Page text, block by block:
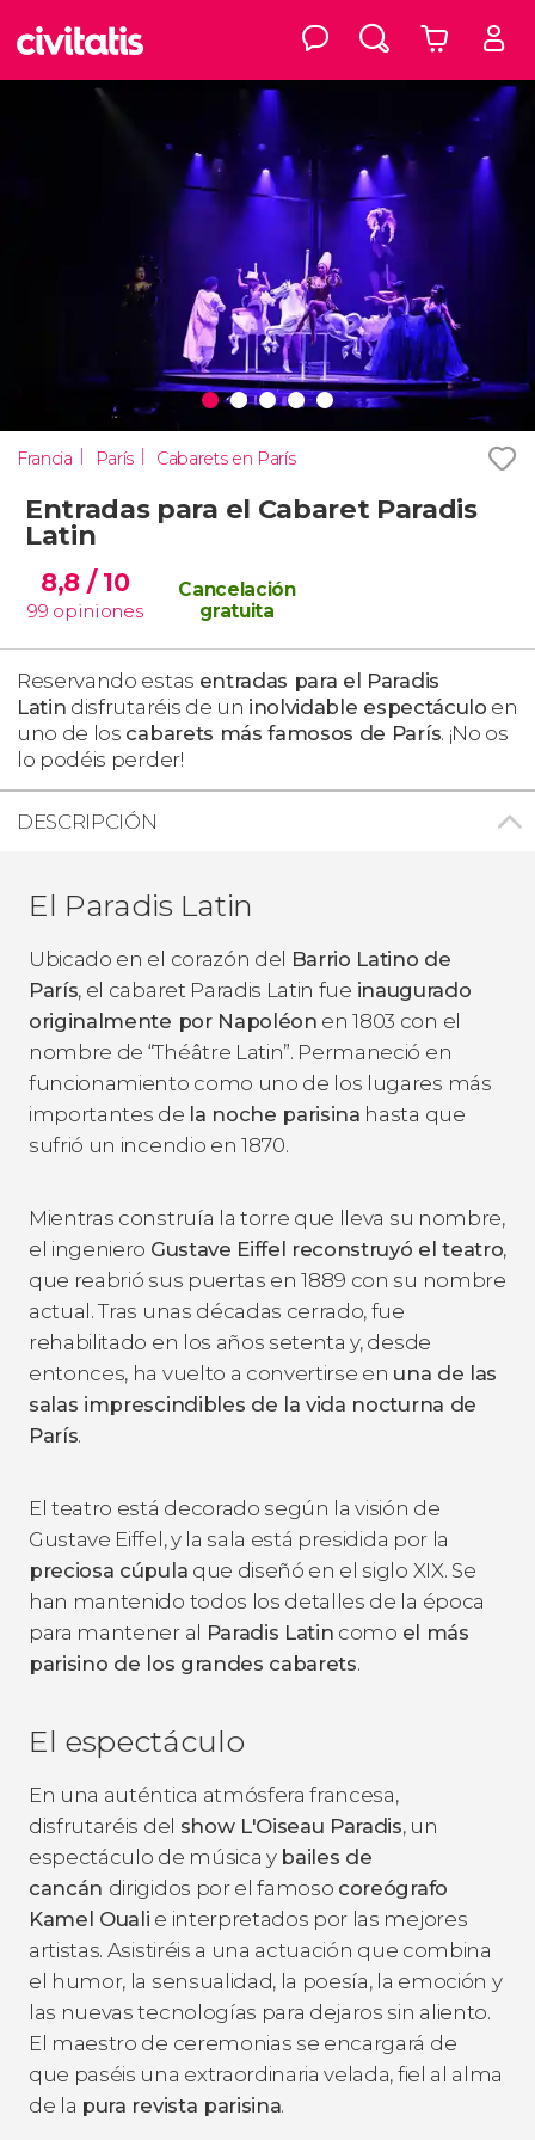
Francia París Cabarets en París
Entradas para el Cabaret Paradis
Latin
8,8 / 10
99 opiniones
Cancelación
gratuita
Reservando estas entradas para el Paradis
Latin disfrutaréis de un inolvidable espectáculo en
uno de los cabarets más famosos de París. ¡No os
lo podéis perder!
DESCRIPCIÓN
El Paradis Latin
Ubicado en el corazón del Barrio Latino de
París, el cabaret Paradis Latin fue inaugurado
originalmente por Napoléon en 1803 con el
nombre de “Théâtre Latin”. Permaneció en
funcionamiento como uno de los lugares más
importantes de la noche parisina hasta que
sufrió un incendio en 1870.
Mientras construía la torre que lleva su nombre,
el ingeniero Gustave Eiffel reconstruyó el teatro,
que reabrió sus puertas en 1889 con su nombre
actual. Tras unas décadas cerrado, fue
rehabilitado en los años setenta y, desde
entonces, ha vuelto a convertirse en una de las
salas imprescindibles de la vida nocturna de
París.
El teatro está decorado según la visión de
Gustave Eiffel, y la sala está presidida por la
preciosa cúpula que diseñó en el siglo XIX. Se
han mantenido todos los detalles de la época
para mantener al Paradis Latin como el más
parisino de los grandes cabarets.
El espectáculo
En una auténtica atmósfera francesa,
disfrutaréis del show L'Oiseau Paradis, un
espectáculo de música y bailes de
cancán dirigidos por el famoso coreógrafo
Kamel Ouali e interpretados por las mejores
artistas. Asistiréis a una actuación que combina
el humor, la sensualidad, la poesía, la emoción y
las nuevas tecnologías para dejaros sin aliento.
El maestro de ceremonias se encargará de
que paséis una extraordinaria velada, fiel al alma
de la pura revista parisina.